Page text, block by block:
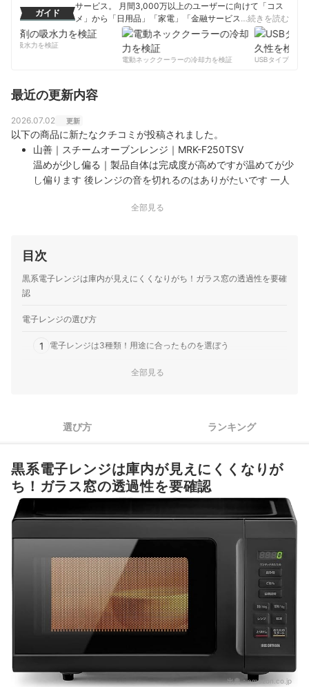
ガイド
サービス。 月間3,000万以上のユーザーに向けて「コス
メ」から「日用品」「家電」「金融サービス」まで、ベ
ストな商品を選んでもらうために、毎日コンテンツを制
コンテンツ制作チームのプロフィール
…続きを読む
の吸水力を検証
電動ネッククーラーの冷却力を検証
USBタイプCケー
最近の更新内容
2026.07.02 更新
以下の商品に新たなクチコミが投稿されました。
山善｜スチームオーブンレンジ｜MRK-F250TSV
温めが少し偏る｜製品自体は完成度が高めですが温めてが少
し偏ります 後レンジの音を切れるのはありがたいです 一人
全部見る
目次
黒系電子レンジは庫内が見えにくくなりがち！ガラス窓の透過性を要確
認
電子レンジの選び方
1 電子レンジは3種類！用途に合ったものを選ぼう
世帯人数や用途に合わせて容量・サイズを確認しよう
お手入れのしやすさで庫内構造を選ぼう
黒の電子レンジ全50商品おすすめ人気ランキング
関連商品もあわせてチェックしよう！
黒の電子レンジの売れ筋ランキングもチェック！
全部見る
選び方 ランキング
黒系電子レンジは庫内が見えにくくなりが
ち！ガラス窓の透過性を要確認
出典：amazon.co.jp